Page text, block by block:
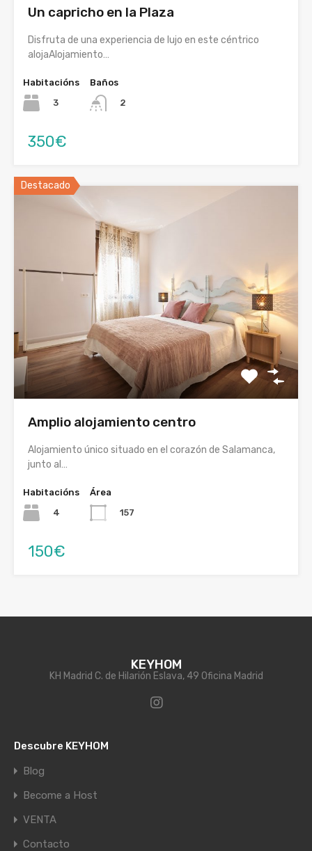
Un capricho en la Plaza
Disfruta de una experiencia de lujo en este céntrico
alojaAlojamiento…
Habitacións
3
Baños
2
350€
Destacado
Amplio alojamiento centro
Alojamiento único situado en el corazón de Salamanca,
junto al…
Habitacións
4
Área
157
150€
KEYHOM
KH Madrid C. de Hilarión Eslava, 49 Oficina Madrid
Descubre KEYHOM
Blog
Become a Host
VENTA
Contacto